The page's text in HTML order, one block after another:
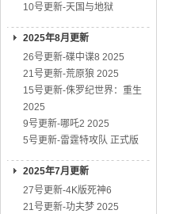
10号更新-天国与地狱
2025年8月更新
26号更新-碟中谍8 2025
21号更新-荒原狼 2025
15号更新-侏罗纪世界：重生
2025
9号更新-哪吒2 2025
5号更新-雷霆特攻队 正式版
2025年7月更新
27号更新-4K版死神6
21号更新-功夫梦 2025